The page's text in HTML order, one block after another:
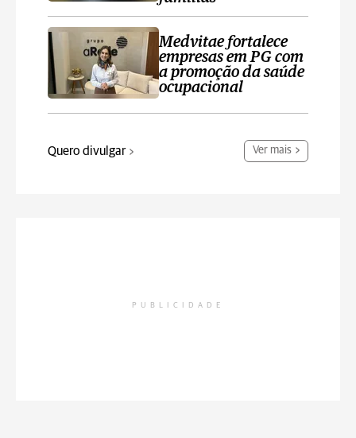
Medvitae fortalece
empresas em PG com
a promoção da saúde
ocupacional
Quero divulgar Ver mais
PUBLICIDADE